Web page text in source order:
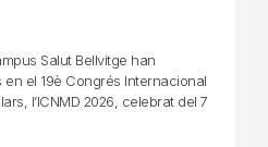
Salut Bellvitge han
el 19è Congrés Internacional
l’ICNMD 2026, celebrat del 7